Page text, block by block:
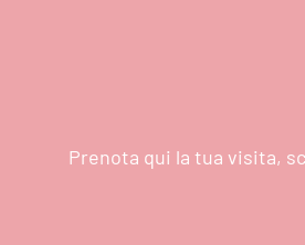
Prenota qui la tua visita,